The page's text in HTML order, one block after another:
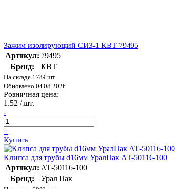
Зажим изолирующий СИЗ-1 КВТ 79495
Артикул: 79495
Бренд:
КВТ
На складе 1789 шт.
Обновлено 04.08.2026
Розничная цена:
1.52 / шт.
-
+
Купить
Клипса для трубы d16мм УралПак АТ-50116-100
Артикул: АТ-50116-100
Бренд:
Урал Пак